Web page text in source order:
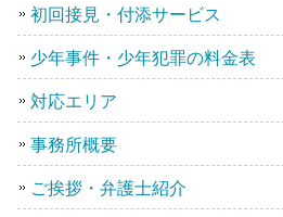
初回接見・付添サービス
少年事件・少年犯罪の料金表
対応エリア
事務所概要
ご挨拶・弁護士紹介